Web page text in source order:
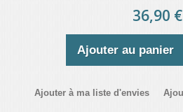
36,90 €
Ajouter au panier
Ajouter à ma liste d'envies